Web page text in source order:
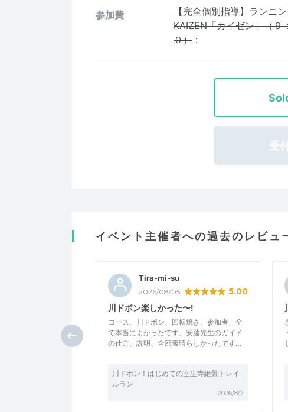
参加費
【完全個別指導】ランニ
KAIZEN「カイゼン」（９
０） :
受
イベント主催者への過去のレビュ
Tira-mi-su
2026/08/05 5.00
川ドボン楽しかった〜!
コース、川ドボン、回転焼き、参加者、全
て本当によかったです。安藤先生のガイド
の仕方、説明、全部素晴らしかったです…
川ドボン！はじめての室生寺絶景トレイ
ルラン
2026/8/2